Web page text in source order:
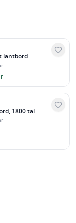
lantbord
1800 tal